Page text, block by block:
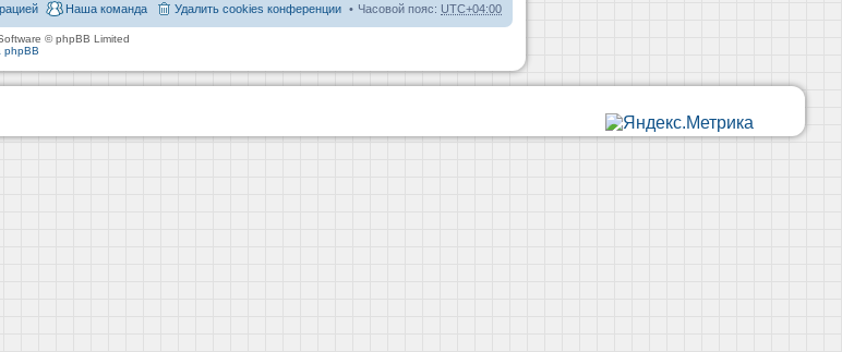
Часовой пояс: UTC+04:00
Удалить cookies конференции
Наша команда
© phpBB Limited
phpBB